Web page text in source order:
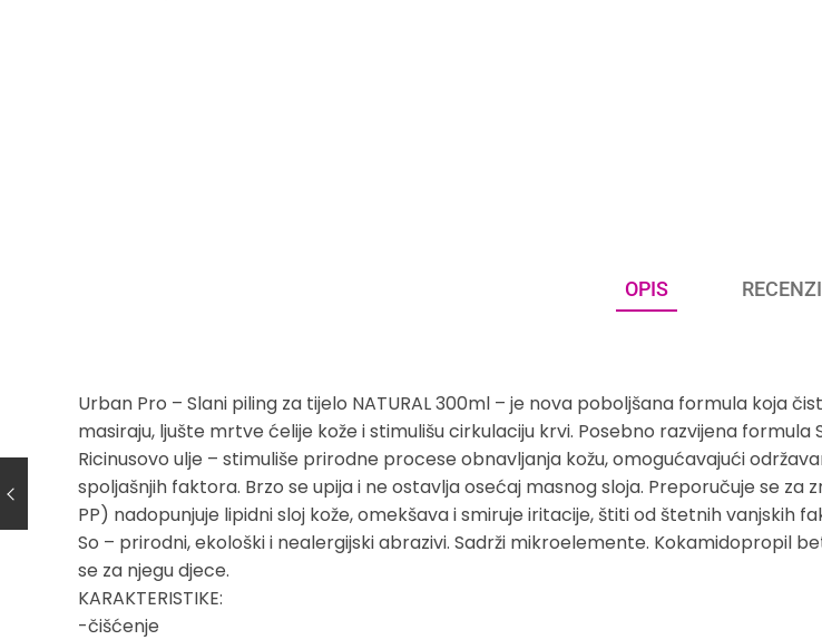
OPIS
Urban Pro – Slani piling za tijelo NATURAL 300ml – je nova poboljšana formula koja
masiraju, ljušte mrtve ćelije kože i stimulišu cirkulaciju krvi. Posebno razvijena
Ricinusovo ulje – stimuliše prirodne procese obnavljanja kožu, omogućavajući
spoljašnjih faktora. Brzo se upija i ne ostavlja osećaj masnog sloja. Preporučuje se za
PP) nadopunjuje lipidni sloj kože, omekšava i smiruje iritacije, štiti od štetnih vanjskih
So – prirodni, ekološki i nealergijski abrazivi. Sadrži mikroelemente. Kokamidopropil
se za njegu djece.
KARAKTERISTIKE:
-čišćenje